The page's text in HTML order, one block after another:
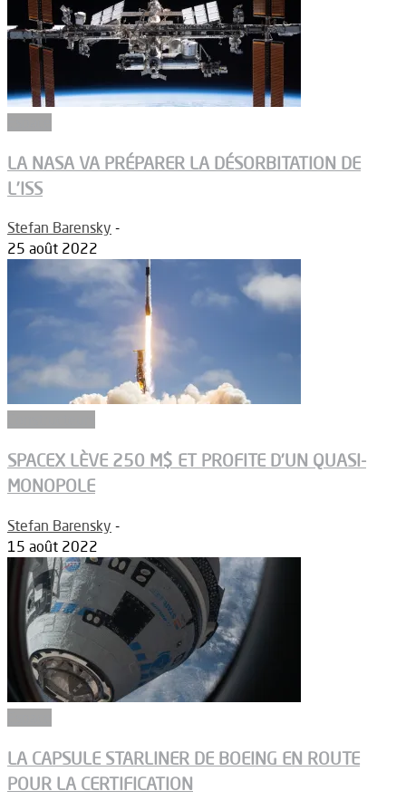
LA NASA VA PRÉPARER LA DÉSORBITATION DE
L’ISS
Stefan Barensky -
25 août 2022
SPACEX LÈVE 250 M$ ET PROFITE D’UN QUASI-
MONOPOLE
Stefan Barensky -
15 août 2022
LA CAPSULE STARLINER DE BOEING EN ROUTE
POUR LA CERTIFICATION